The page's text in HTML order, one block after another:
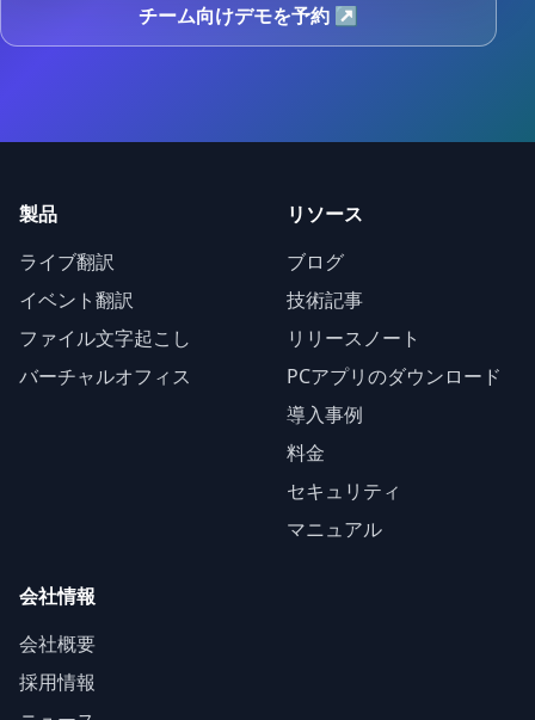
チーム向けデモを予約 ↗
製品
ライブ翻訳
イベント翻訳
ファイル文字起こし
バーチャルオフィス
リソース
ブログ
技術記事
リリースノート
PCアプリのダウンロード
導入事例
料金
セキュリティ
マニュアル
会社情報
会社概要
採用情報